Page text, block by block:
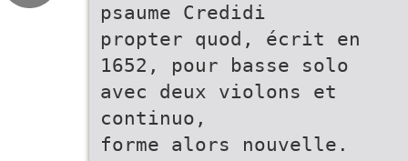
psaume Credidi
propter quod, écrit en
1652, pour basse solo
avec deux violons et
continuo,
forme alors nouvelle.